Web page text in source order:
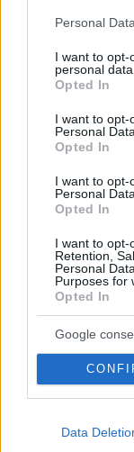
Please note that
not limited to
grant or deny
use your data for
consent section.
Personal
I want to opt-
personal data.
Opted In
I want to opt-
Personal Data.
Opted In
I want to opt-
Personal
Opted In
I want to opt-
Retention,
Personal
Purposes for
Opted In
Google
Data
On time
Τα